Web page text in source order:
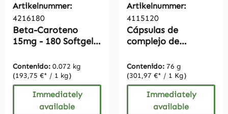
Artikelnummer:
4216180
Beta-Caroteno
15mg - 180 Softgels
Contenido: 0.072 kg
(193,75 €* / 1 kg)
Immediately
available
Artikelnummer:
4115120
Cápsulas de
complejo de
mezcla natural de
carotenoides
ortomoleculares
Contenido: 76 g
(301,97 €* / 1 Kg)
Immediately
available